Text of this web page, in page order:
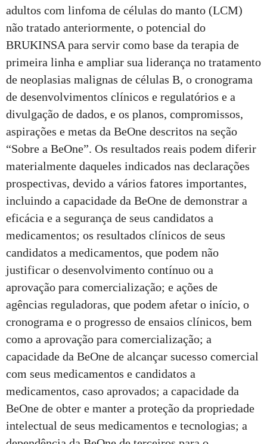
adultos com linfoma de células do manto (LCM)
não tratado anteriormente, o potencial do
BRUKINSA para servir como base da terapia de
primeira linha e ampliar sua liderança no tratamento
de neoplasias malignas de células B, o cronograma
de desenvolvimentos clínicos e regulatórios e a
divulgação de dados, e os planos, compromissos,
aspirações e metas da BeOne descritos na seção
“Sobre a BeOne”. Os resultados reais podem diferir
materialmente daqueles indicados nas declarações
prospectivas, devido a vários fatores importantes,
incluindo a capacidade da BeOne de demonstrar a
eficácia e a segurança de seus candidatos a
medicamentos; os resultados clínicos de seus
candidatos a medicamentos, que podem não
justificar o desenvolvimento contínuo ou a
aprovação para comercialização; e ações de
agências reguladoras, que podem afetar o início, o
cronograma e o progresso de ensaios clínicos, bem
como a aprovação para comercialização; a
capacidade da BeOne de alcançar sucesso comercial
com seus medicamentos e candidatos a
medicamentos, caso aprovados; a capacidade da
BeOne de obter e manter a proteção da propriedade
intelectual de seus medicamentos e tecnologias; a